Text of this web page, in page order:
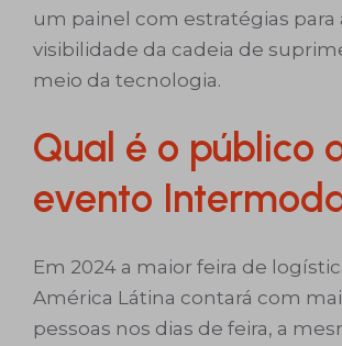
um painel com estratégias para
visibilidade da cadeia de
meio da tecnologia.
Qual é o público
evento
Em 2024 a maior feira de
América Látina contará com
pessoas nos dias de feira, a